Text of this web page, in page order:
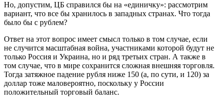
Но, допустим, ЦБ справился бы на «единичку»: рассмотрим
вариант, что все бы хранилось в западных странах. Что тогда
было бы с рублем?
Ответ на этот вопрос имеет смысл только в том случае, если
не случится масштабная война, участниками которой будут не
только Россия и Украина, но и ряд третьих стран. А также в
том случае, что в мире сохранится сложная внешняя торговля.
Тогда затяжное падение рубля ниже 150 (а, по сути, и 120) за
доллар тоже маловероятно, поскольку у России
положительный торговый баланс.